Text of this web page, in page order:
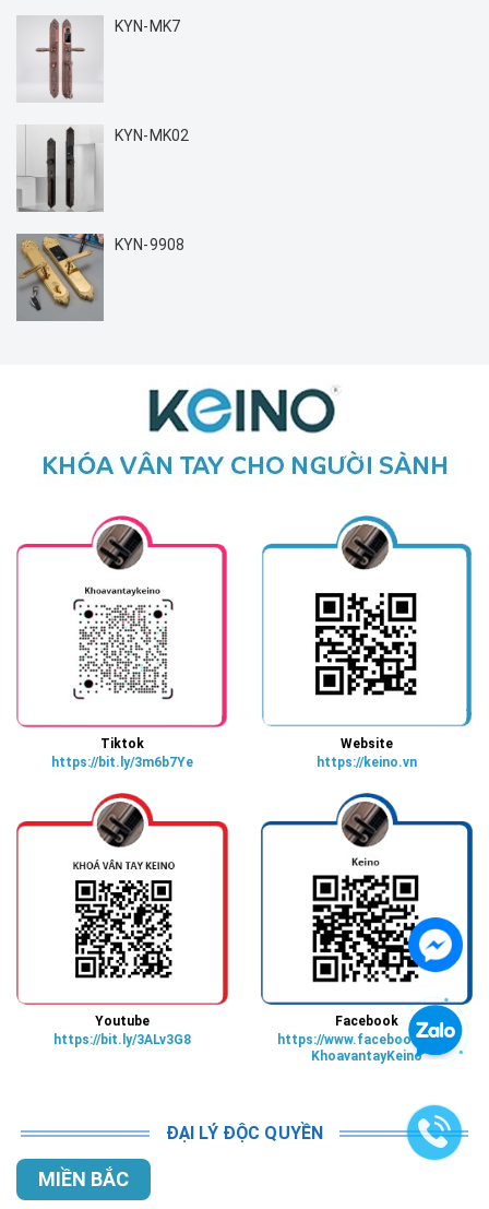
KYN-MK7
KYN-MK02
KYN-9908
Tiktok
https://bit.ly/3m6b7Ye
Website
https://keino.vn
Youtube
https://bit.ly/3ALv3G8
Facebook
https://www.facebook.com/
KhoavantayKeino
ĐẠI LÝ ĐỘC QUYỀN
MIỀN BẮC